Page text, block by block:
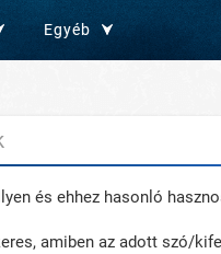
Egyéb
és ehhez hasonló
amiben az adott szó/